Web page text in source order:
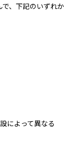
、下記のいずれか
によって異なる